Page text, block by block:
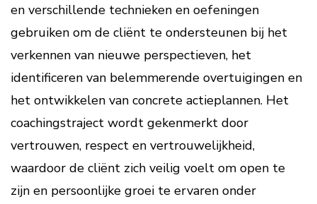
en verschillende technieken en oefeningen
gebruiken om de cliënt te ondersteunen bij het
verkennen van nieuwe perspectieven, het
identificeren van belemmerende overtuigingen en
het ontwikkelen van concrete actieplannen. Het
coachingstraject wordt gekenmerkt door
vertrouwen, respect en vertrouwelijkheid,
waardoor de cliënt zich veilig voelt om open te
zijn en persoonlijke groei te ervaren onder